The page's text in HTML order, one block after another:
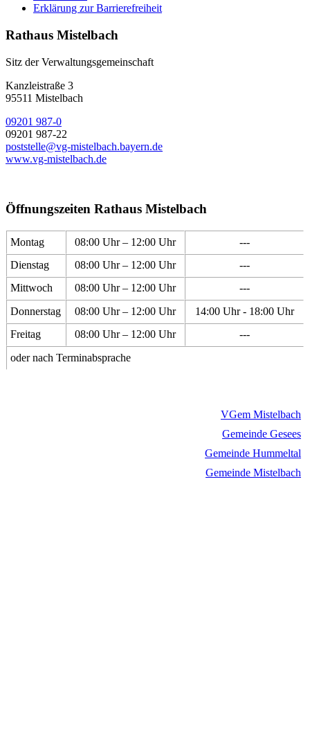
Erklärung zur Barrierefreiheit
Rathaus Mistelbach
Sitz der Verwaltungsgemeinschaft
Kanzleistraße 3
95511 Mistelbach
09201 987-0
09201 987-22
poststelle@vg-mistelbach.bayern.de
www.vg-mistelbach.de
Öffnungszeiten Rathaus Mistelbach
Montag 08:00 Uhr – 12:00 Uhr
---
Dienstag
08:00 Uhr – 12:00 Uhr
---
Mittwoch
08:00 Uhr – 12:00 Uhr
---
Donnerstag
08:00 Uhr – 12:00 Uhr
14:00 Uhr - 18:00 Uhr
Freitag
08:00 Uhr – 12:00 Uhr
---
oder nach Terminabsprache
VGem Mistelbach
Gemeinde Gesees
Gemeinde Hummeltal
Gemeinde Mistelbach